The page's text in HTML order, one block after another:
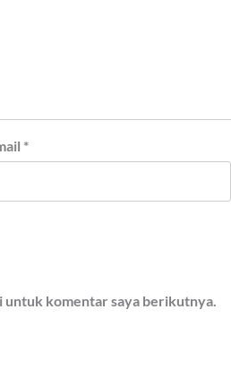
*
untuk komentar saya berikutnya.